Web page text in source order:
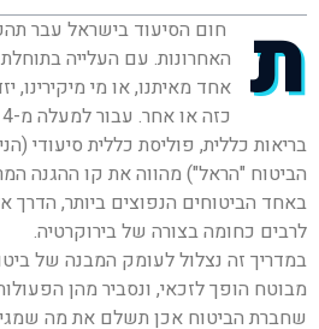
ת חום הסיעוד בישראל עבר
האחרונות. עם העלייה
אחד מאיתנו, או מי מיקירינו,
בריאות כללית, פוליסת כללית סיעודי
הביטוח "הראל") מהווה את קו ההגנה
באחד הביטוחים הנפוצים ביותר, הדרך
לרבים כחומה בצורה של בירוקרטיה.
במדריך זה נצלול לעומק המבנה של
מבוטח הופך לזכאי, ונסביר מהן
שחברת הביטוח אכן תשלם את מה